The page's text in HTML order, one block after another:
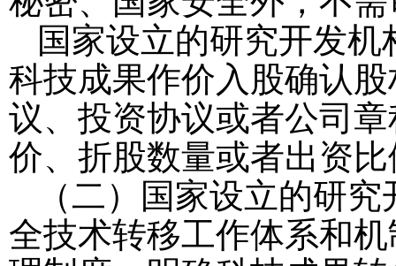
国家设立的研究开发
科技成果作价入股确认
议、投资协议或者公司
价、折股数量或者出资
（二）国家设立的研
全技术转移工作体系和